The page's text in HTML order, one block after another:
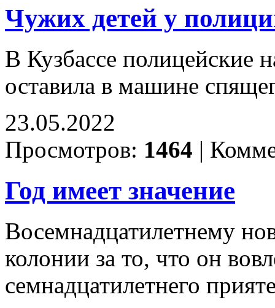
Чужих детей у
В Кузбассе полицейские
оставила в машине
23.05.2022
Просмотров: 1464 |
Год имеет значение
Восемнадцатилетнему
колонии за то, что он
семнадцатилетнего